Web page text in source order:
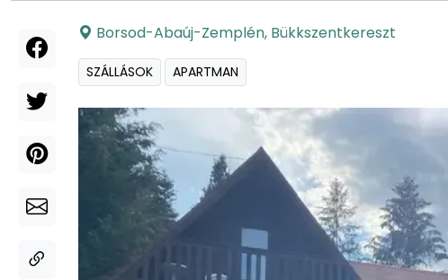
Borsod-Abaúj-Zemplén, Bükkszentkereszt
SZÁLLÁSOK APARTMAN